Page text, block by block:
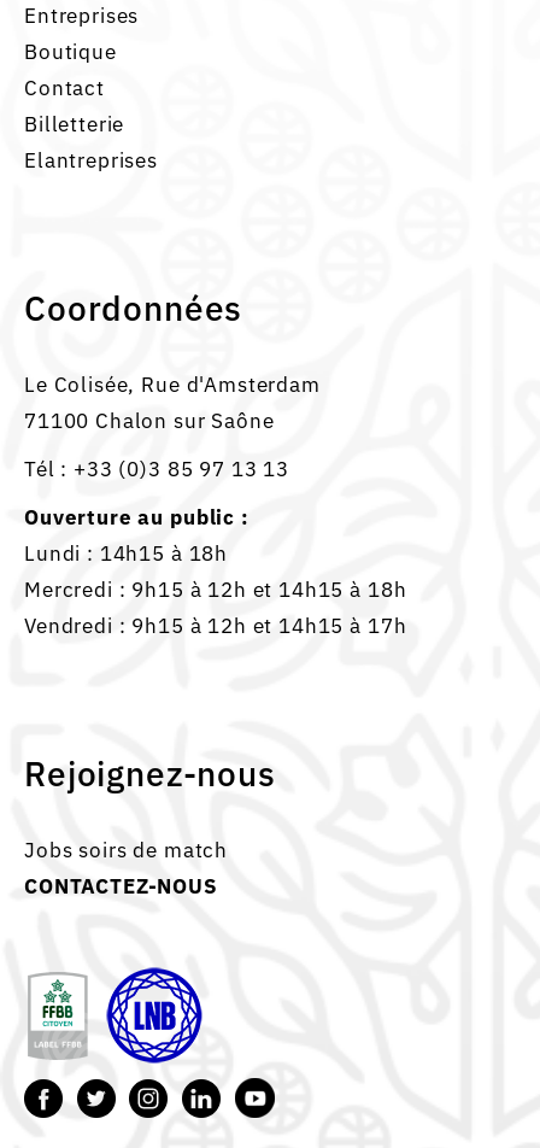
Entreprises
Boutique
Contact
Billetterie
Elantreprises
Coordonnées
Le Colisée, Rue d'Amsterdam
71100 Chalon sur Saône
Tél : +33 (0)3 85 97 13 13
Ouverture au public :
Lundi : 14h15 à 18h
Mercredi : 9h15 à 12h et 14h15 à 18h
Vendredi : 9h15 à 12h et 14h15 à 17h
Rejoignez-nous
Jobs soirs de match
CONTACTEZ-NOUS